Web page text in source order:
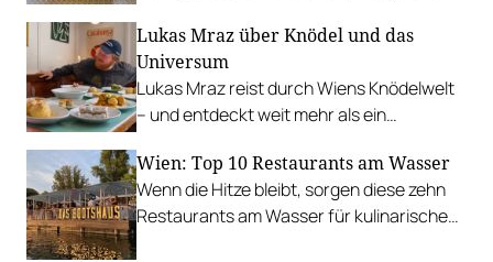
Lukas Mraz über Knödel und das
Universum
Lukas Mraz reist durch Wiens Knödelwelt
– und entdeckt weit mehr als ein
Wien: Top 10 Restaurants am Wasser
Wenn die Hitze bleibt, sorgen diese zehn
Restaurants am Wasser für kulinarische